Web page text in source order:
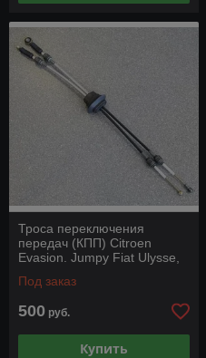
Троса переключения
передач (КПП) Citroen
Evasion. Jumpy Fiat Ulysse,
1.9TD/2.0JTD/2.0i
Под заказ
500 руб.
Купить